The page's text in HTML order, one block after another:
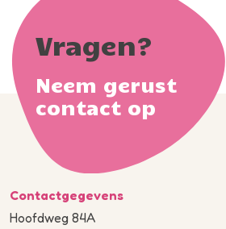
Vragen?
Neem gerust
contact op
Contactgegevens
Hoofdweg 84A